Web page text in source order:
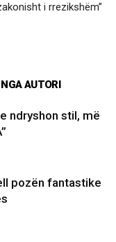
i rrezikshëm”
AUTORI
ndryshon stil, më
pozën fantastike